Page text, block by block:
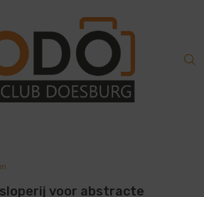
voor abstracte